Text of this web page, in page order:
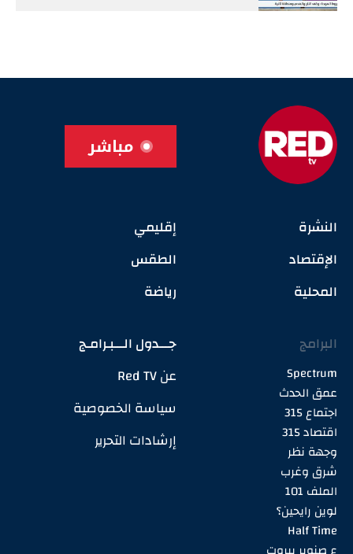
مباشر
النشرة
الإقتصاد
المحلية
إقليمي
الطقس
رياضة
البرامج
Spectrum
عمق الحدث
اجتماع 315
اقتصاد 315
وجهة نظر
شرق وغرب
الملف 101
لوين رايحين؟
Half Time
جـــدول الـــبـرامـج
عن Red TV
سياسة الخصوصية
إرشادات التحرير